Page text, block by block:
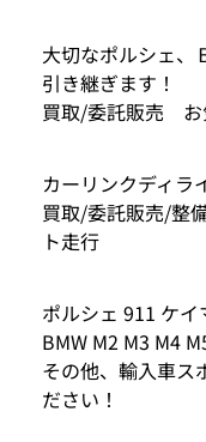
大切なポルシェ、
引き継ぎます！
買取/委託販売 お
カーリンクディラ
買取/委託販売/整
ト走行
ポルシェ 911 ケ
BMW M2 M3 M4
その他、輸入車ス
ださい！